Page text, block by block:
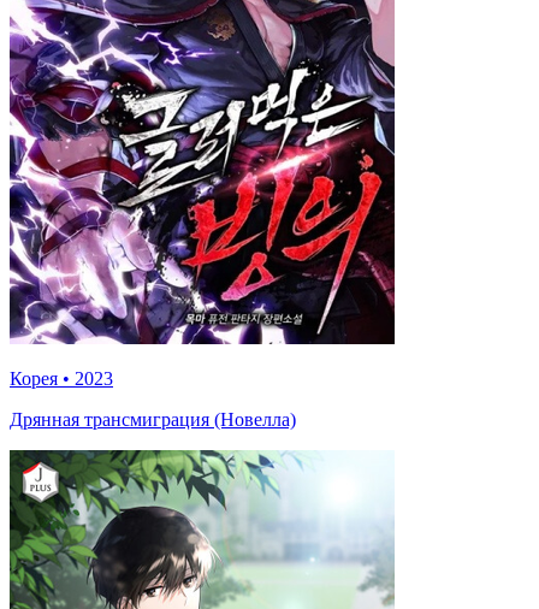
Корея • 2023
Дрянная трансмиграция (Новелла)